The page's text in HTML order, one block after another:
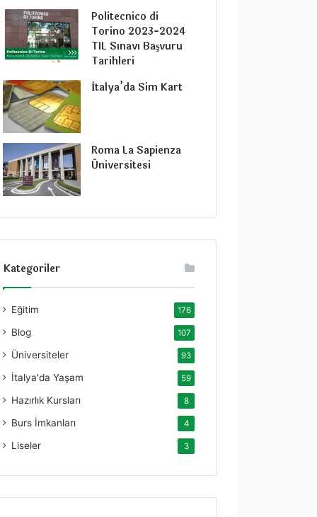
Politecnico di
Torino 2023-2024
TIL Sınavı Başvuru
Tarihleri
İtalya’da Sim Kart
Roma La Sapienza
Üniversitesi
Kategoriler
Eğitim 176
Blog 107
Üniversiteler 93
İtalya'da Yaşam 59
Hazırlık Kursları 8
Burs İmkanları 4
Liseler 3